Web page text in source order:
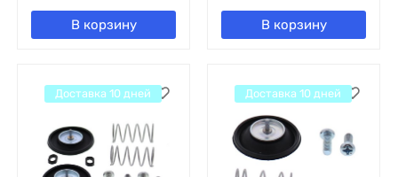
В корзину В корзину
Доставка 10 дней Доставка 10 дней